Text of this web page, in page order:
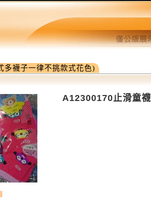
多襪子一律不挑款式花色)
A12300170止滑童襪